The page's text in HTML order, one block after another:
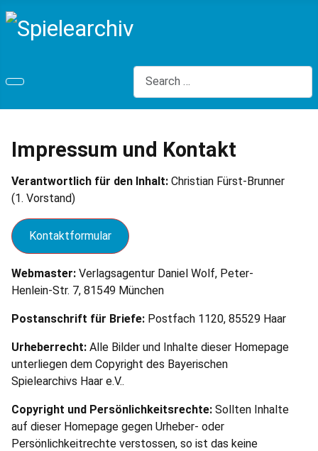
Search
Impressum und Kontakt
Verantwortlich für den Inhalt: Christian Fürst-Brunner
(1. Vorstand)
Kontaktformular
Webmaster: Verlagsagentur Daniel Wolf, Peter-
Henlein-Str. 7, 81549 München
Postanschrift für Briefe: Postfach 1120, 85529 Haar
Urheberrecht: Alle Bilder und Inhalte dieser Homepage
unterliegen dem Copyright des Bayerischen
Spielearchivs Haar e.V..
Copyright und Persönlichkeitsrechte: Sollten Inhalte
auf dieser Homepage gegen Urheber- oder
Persönlichkeitrechte verstossen, so ist das keine